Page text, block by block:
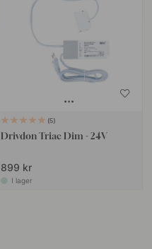
5
Drivdon Triac Dim - 24V
899 kr
I lager